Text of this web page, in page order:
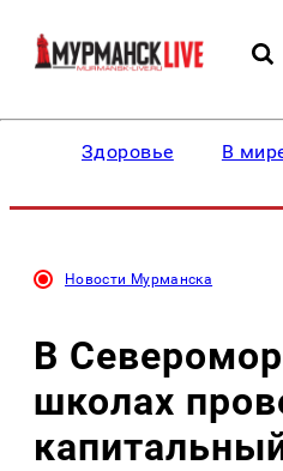
Здоровье В
Новости Мурманска
В
школах